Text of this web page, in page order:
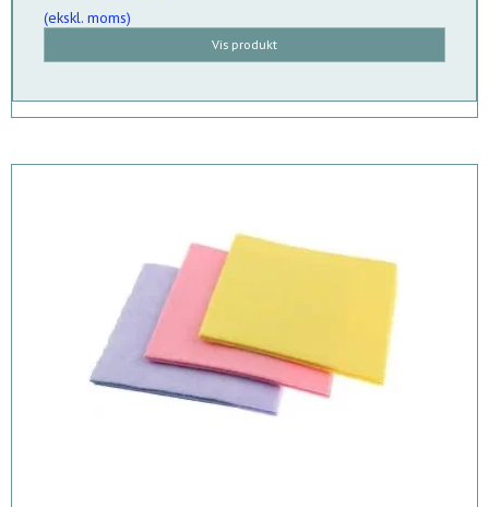
(ekskl. moms)
Vis produkt